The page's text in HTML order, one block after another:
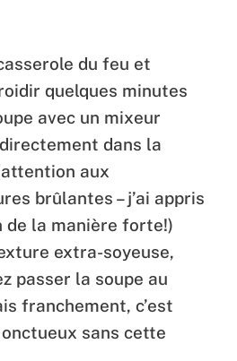
du feu et
quelques minutes
avec un mixeur
dans la
aux
brûlantes – j’ai appris
de la manière forte!)
extra-soyeuse,
passer la soupe au
franchement, c’est
sans cette